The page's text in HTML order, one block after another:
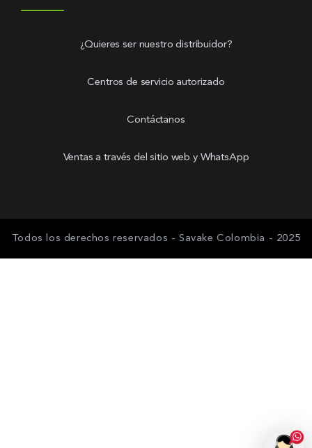
¿Quieres ser nuestro distribuidor?
Centros de servicio autorizado
Contáctanos
Ventas a través del sitio web y WhatsApp
Todos los derechos reservados - Savake Colombia - 2025